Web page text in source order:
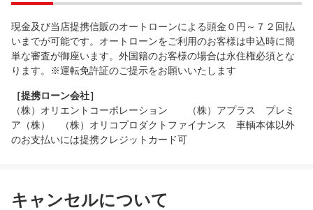
現金及び当店提携信販のオートローンによる頭金０円～７２回払
いまでが可能です。オートローンをご利用のお客様は申込時に簡
単な審査が御座います。外国籍のお客様の場合は永住権必須とな
ります。※運転免許証のご提示をお願いいたします
［提携ローン会社］
（株）オリエントコーポレーション （株）アプラス プレミ
ア（株） （株）オリコプロダクトファイナンス 車輌本体以外
のお支払いには提携クレジットカード可
キャンセルについて